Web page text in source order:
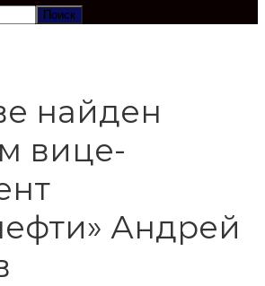
найден
вице-
Андрей